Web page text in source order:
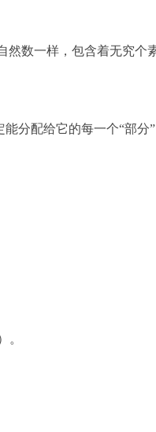
然数一样，包含着无究个
分配给它的每一个“部
。